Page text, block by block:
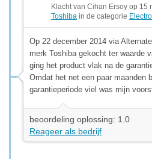
Klacht van Cihan Ersoy op 15
Toshiba in de categorie
Op 22 december 2014 via
merk Toshiba gekocht ter waarde
ging het product vlak na de
Omdat het net een paar maanden
garantieperiode viel was mijn
beoordeling oplossing: 1.0
Reageer als bedrijf